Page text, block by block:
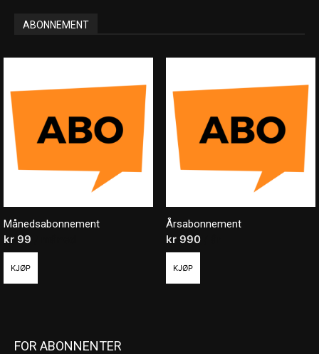
ABONNEMENT
Månedsabonnement
kr 99
KJØP
Årsabonnement
kr990
KJØP
FOR ABONNENTER